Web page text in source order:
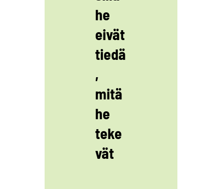
he
eivät
tiedä
,
mitä
he
teke
vät